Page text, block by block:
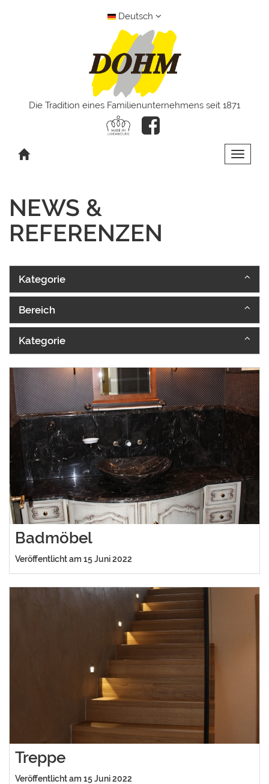
Deutsch
Die Tradition eines Familienunternehmens seit 1871
Toggle
NEWS &
REFERENZEN
Kategorie
Bereich
Kategorie
Badmöbel
Veröffentlicht am 15 Juni 2022
Treppe
Veröffentlicht am 15 Juni 2022